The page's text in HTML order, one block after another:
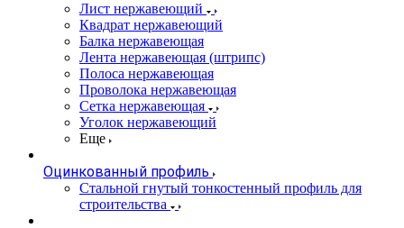
Лист нержавеющий
Квадрат нержавеющий
Балка нержавеющая
Лента нержавеющая (штрипс)
Полоса нержавеющая
Проволока нержавеющая
Сетка нержавеющая
Уголок нержавеющий
Еще
Оцинкованный профиль
Стальной гнутый тонкостенный профиль для
строительства